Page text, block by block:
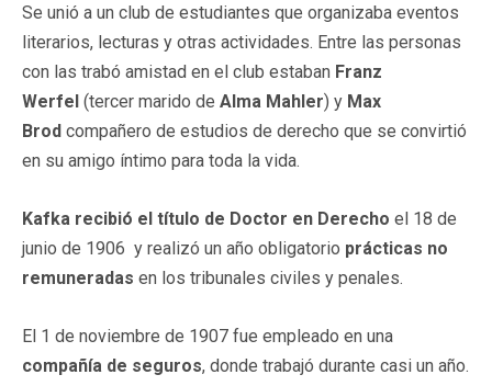
Se unió a un club de estudiantes que organizaba eventos
literarios, lecturas y otras actividades. Entre las personas
con las trabó amistad en el club estaban Franz
Werfel (tercer marido de Alma Mahler) y Max
Brod compañero de estudios de derecho que se convirtió
en su amigo íntimo para toda la vida.
Kafka recibió el título de Doctor en Derecho el 18 de
junio de 1906 y realizó un año obligatorio prácticas no
remuneradas en los tribunales civiles y penales.
El 1 de noviembre de 1907 fue empleado en una
compañía de seguros, donde trabajó durante casi un año.